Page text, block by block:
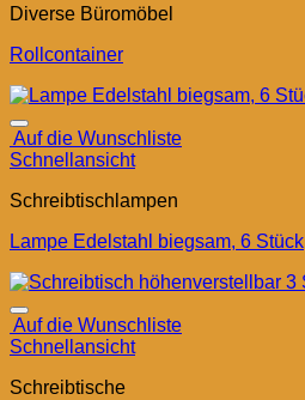
Diverse Büromöbel
Rollcontainer
Auf die Wunschliste
Schnellansicht
Schreibtischlampen
Lampe Edelstahl biegsam, 6 Stück
Auf die Wunschliste
Schnellansicht
Schreibtische